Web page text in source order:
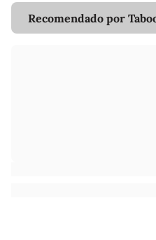
Recomendado por